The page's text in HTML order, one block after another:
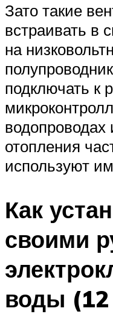
Зато такие
встраивать в
на
подключать к
водопроводах
отопления
используют
Как
своими
воды